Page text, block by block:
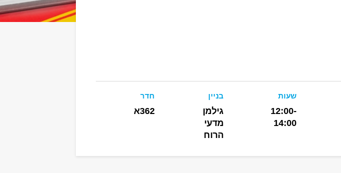
שעות
12:00-
14:00
בניין
גילמן
מדעי
הרוח
חדר
362א